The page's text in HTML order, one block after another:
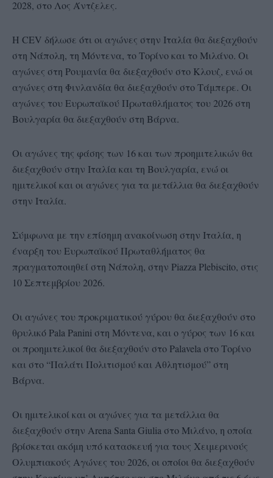
2028, στο Λος Άντζελες.
Η CEV δήλωσε ότι οι αγώνες στην Ιταλία θα διεξαχθούν
στη Νάπολη, τη Μόντενα, το Τορίνο και το Μιλάνο. Οι
αγώνες στη Ρουμανία θα διεξαχθούν στο Κλουζ, ενώ οι
αγώνες στη Φινλανδία θα διεξαχθούν στο Τάμπερε. Οι
αγώνες του Ευρωπαϊκού Πρωταθλήματος του 2026 στη
Βουλγαρία θα διεξαχθούν στη Βάρνα.
Οι αγώνες της φάσης των 16 και των προημιτελικών θα
διεξαχθούν στην Ιταλία και τη Βουλγαρία, ενώ οι
ημιτελικοί και οι αγώνες για τα μετάλλια θα διεξαχθούν
στην Ιταλία.
Σύμφωνα με την επίσημη ανακοίνωση στην Ιταλία, η
έναρξη του Ευρωπαϊκού Πρωταθλήματος θα
πραγματοποιηθεί στη Νάπολη, στην Piazza Plebiscito, στις
10 Σεπτεμβρίου 2026.
Οι αγώνες του προκριματικού γύρου θα διεξαχθούν στο
θρυλικό Pala Panini στη Μόντενα, και ο γύρος των 16 και
οι προημιτελικοί θα διεξαχθούν στο Palavela στο Τορίνο
και στο “Παλάτι Πολιτισμού και Αθλητισμού” στη
Βάρνα.
Οι ημιτελικοί και οι αγώνες για τα μετάλλια θα
διεξαχθούν στην Arena Santa Giulia στο Μιλάνο, η οποία
βρίσκεται ακόμη υπό κατασκευή για τους Χειμερινούς
Ολυμπιακούς Αγώνες του 2026, οι οποίοι θα διεξαχθούν